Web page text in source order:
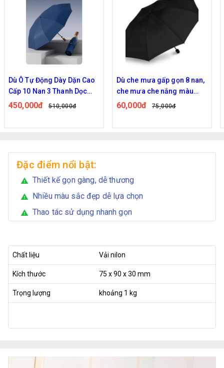
Dù che mưa gấp gọn 8 nan,
che mưa che nắng màu
đen
60,000đ 75,000đ
Dù che mưa nắng kích
thước lớn chất liệu bền đẹp
- Màu Xanh
145,000đ
Đặc điểm nổi bật:
warning Thiết kế gọn gàng, dễ thương
warning Nhiều màu sắc đẹp dễ lựa chọn
warning Thao tác sử dụng nhanh gọn
Chất liệu Vải nilon
Kích thước 75 x 90 x 30 mm
Trọng lượng khoảng 1 kg